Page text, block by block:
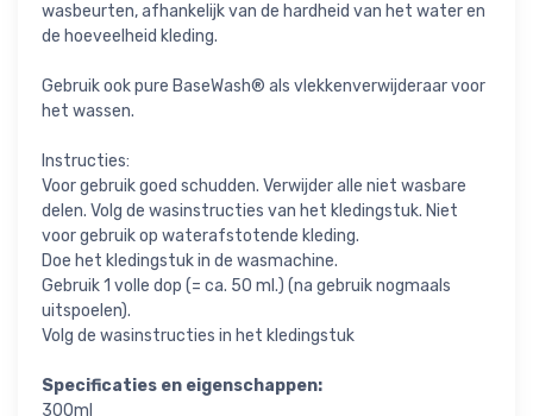
wasbeurten, afhankelijk van de hardheid van het water en
de hoeveelheid kleding.
Gebruik ook pure BaseWash® als vlekkenverwijderaar voor
het wassen.
Instructies:
Voor gebruik goed schudden. Verwijder alle niet wasbare
delen. Volg de wasinstructies van het kledingstuk. Niet
voor gebruik op waterafstotende kleding.
Doe het kledingstuk in de wasmachine.
Gebruik 1 volle dop (= ca. 50 ml.) (na gebruik nogmaals
uitspoelen).
Volg de wasinstructies in het kledingstuk
Specificaties en eigenschappen:
300ml